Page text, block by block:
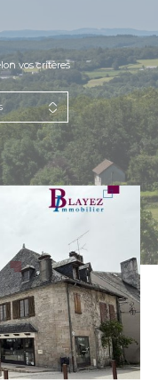
vos critères